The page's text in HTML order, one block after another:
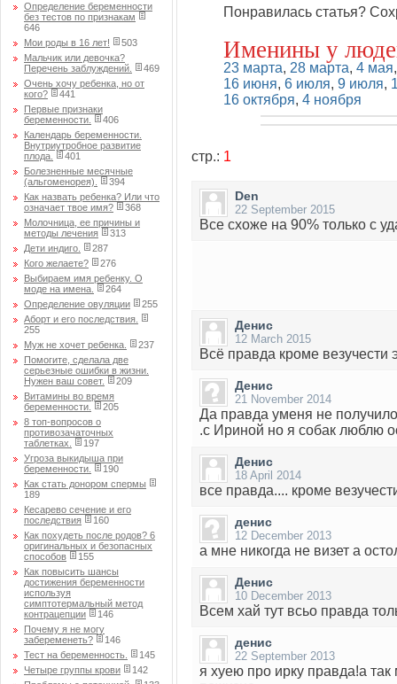
Определение беременности
без тестов по признакам
646
Мои роды в 16 лет!
503
Мальчик или девочка?
Перечень заблуждений.
469
Очень хочу ребенка, но от
кого?
441
Первые признаки
беременности.
406
Календарь беременности.
Внутриутробное развитие
плода.
401
Болезненные месячные
(альгоменорея).
394
Как назвать ребенка? Или что
означает твое имя?
368
Молочница, ее причины и
методы лечения
313
Дети индиго.
287
Кого желаете?
276
Выбираем имя ребенку. О
моде на имена.
264
Определение овуляции
255
Аборт и его последствия.
255
Муж не хочет ребенка.
237
Помогите, сделала две
серьезные ошибки в жизни.
Нужен ваш совет.
209
Витамины во время
беременности.
205
8 топ-вопросов о
противозачаточных
таблетках.
197
Угроза выкидыша при
беременности.
190
Как стать донором спермы
189
Кесарево сечение и его
последствия
160
Как похудеть после родов? 6
оригинальных и безопасных
способов
155
Как повысить шансы
достижения беременности
используя
симптотермальный метод
контрацепции
146
Почему я не могу
забеременеть?
146
Тест на беременность.
145
Четыре группы крови
142
Понравилась статья?
Именины у
23 марта, 28 марта, 4 мая
16 июня, 6 июля, 9 июля,
16 октября, 4 ноября
стр.: 1
Den
22 September 2015
Все схоже на 90% только с
Денис
12 March 2015
Всё правда кроме везучести
Денис
21 November 2014
Да правда уменя не
.с Ириной но я собак люблю
Денис
18 April 2014
все правда.... кроме
денис
12 December 2013
а мне никогда не визет а
Денис
10 December 2013
Всем хай тут всьо правда
денис
22 September 2013
я хуею про ирку правда!а